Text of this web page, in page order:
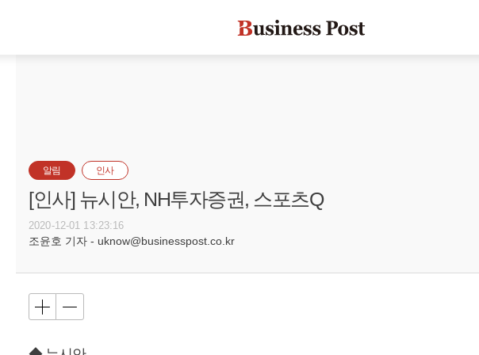
알림 인사
[인사] 뉴시안, NH투자증권, 스포츠Q
2020-12-01 13:23:16
조윤호 기자 - uknow@businesspost.co.kr